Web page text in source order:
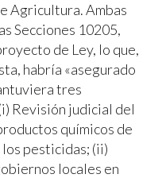
Agricultura. Ambas
Secciones 10205,
de Ley, lo que,
habría «asegurado
tres
Revisión judicial del
químicos de
pesticidas; (ii)
locales en